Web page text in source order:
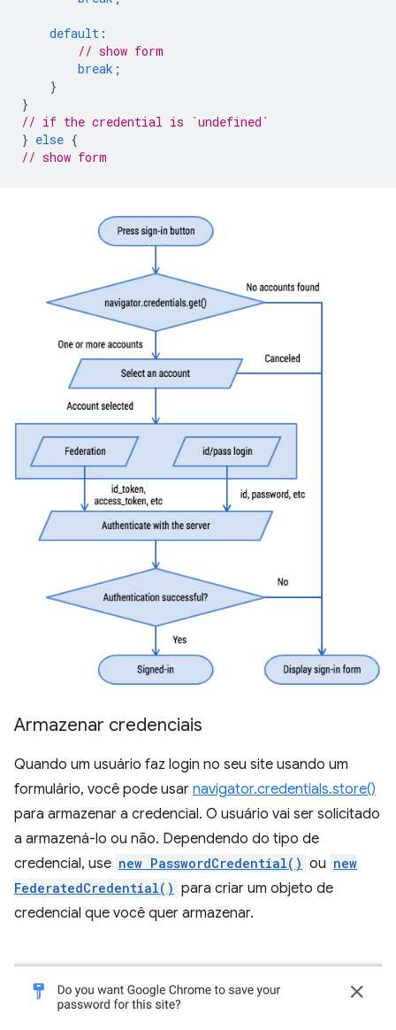
default :
// show form
break ;
}
}
// if the credential is `undefined`
} else {
// show form
Armazenar credenciais
Quando um usuário faz login no seu site usando um
formulário, você pode usar navigator.credentials.store()
para armazenar a credencial. O usuário vai ser solicitado
a armazená-lo ou não. Dependendo do tipo de
credencial, use new PasswordCredential() ou new
FederatedCredential() para criar um objeto de
credencial que você quer armazenar.